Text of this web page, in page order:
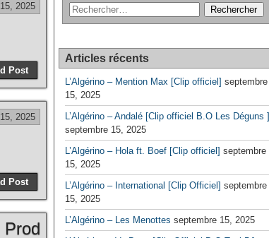
2025
Post
2025
Post
Prod
Articles récents
L’Algérino – Mention Max [Clip officiel] septembre
15, 2025
L’Algérino – Andalé [Clip officiel B.O Les Déguns ]
septembre 15, 2025
L’Algérino – Hola ft. Boef [Clip officiel] septembre
15, 2025
L’Algérino – International [Clip Officiel] septembre
15, 2025
L’Algérino – Les Menottes septembre 15, 2025